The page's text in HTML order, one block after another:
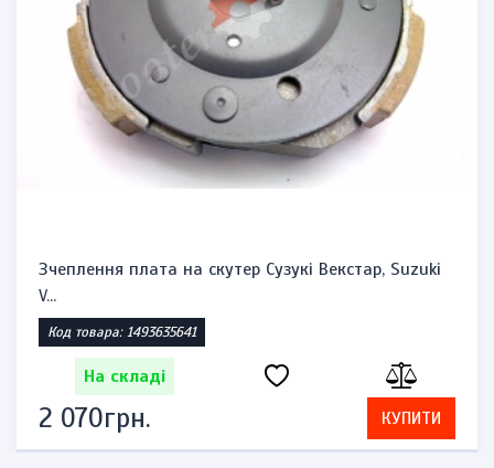
Зчеплення плата на скутер Сузукі Векстар, Suzuki
V...
Код товара: 1493635641
На складі
2 070грн. КУПИТИ